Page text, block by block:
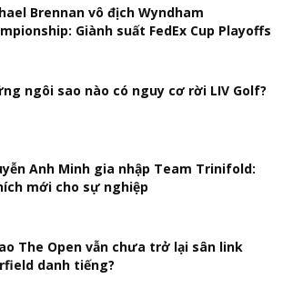
Brennan vô địch Wyndham
Giành suất FedEx Cup Playoffs
ngôi sao nào có nguy cơ rời LIV Golf?
Anh Minh gia nhập Team Trinifold:
mới cho sự nghiệp
The Open vẫn chưa trở lại sân link
danh tiếng?